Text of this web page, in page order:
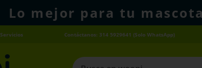
Lo mejor para tu
Servicios Contáctanos: 314 5929641 (Solo WhatsApp)
Busca en woopi